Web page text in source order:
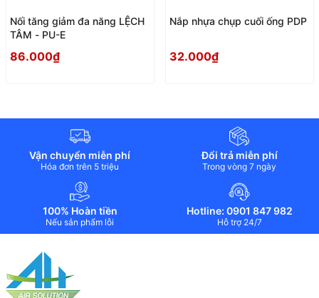
Nối tăng giảm đa năng LỆCH
TÂM - PU-E
86.000₫
Nắp nhựa chụp cuối ống PDP
32.000₫
Vận chuyển miễn phí
Hóa đơn trên 5 triệu
Đổi trả miễn phí
Trong vòng 7 ngày
100% Hoàn tiền
Nếu sản phẩm lỗi
Hotline: 0901 847 982
Hỗ trợ 24/7